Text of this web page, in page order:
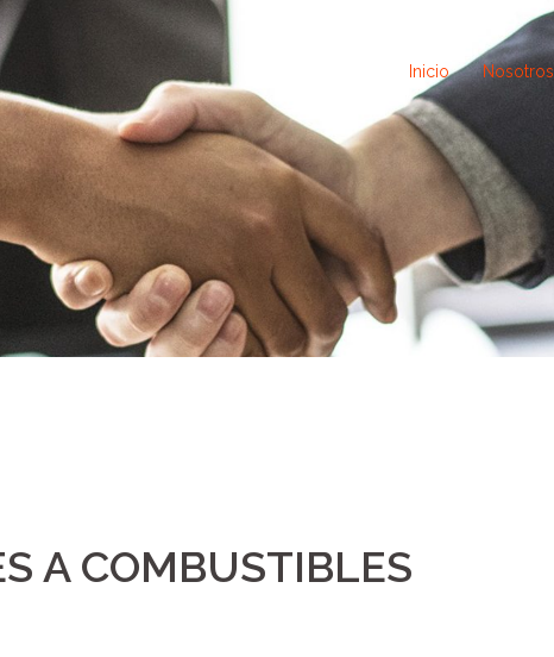
Inicio Nosotros
A COMBUSTIBLES